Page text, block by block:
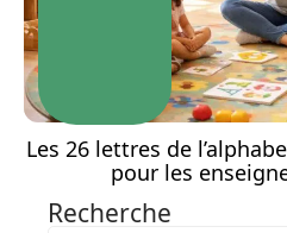
Les 26 lettres de
pour les
Recherche